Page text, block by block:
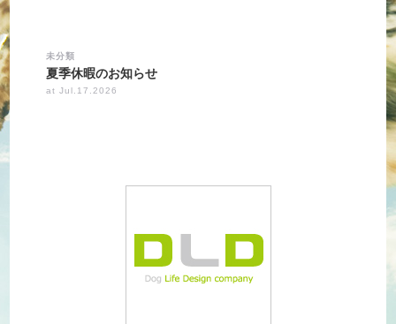
未分類
夏季休暇のお知らせ
at Jul.17.2026